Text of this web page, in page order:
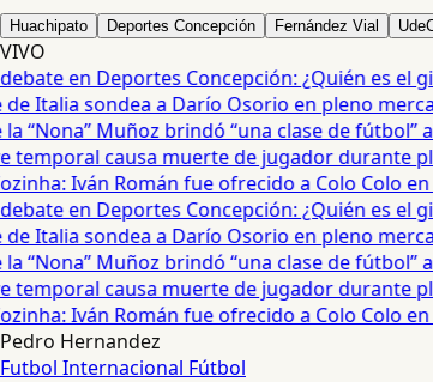
Huachipato Deportes Concepción Fernández Vial
VIVO
en Deportes Concepción: ¿Quién es el
Italia sondea a Darío Osorio en pleno
Muñoz brindó “una clase de fútbol” a
causa muerte de jugador durante
Iván Román fue ofrecido a Colo Colo en
en Deportes Concepción: ¿Quién es el
Italia sondea a Darío Osorio en pleno
Muñoz brindó “una clase de fútbol” a
causa muerte de jugador durante
Iván Román fue ofrecido a Colo Colo en
Pedro Hernandez
Futbol Internacional Fútbol